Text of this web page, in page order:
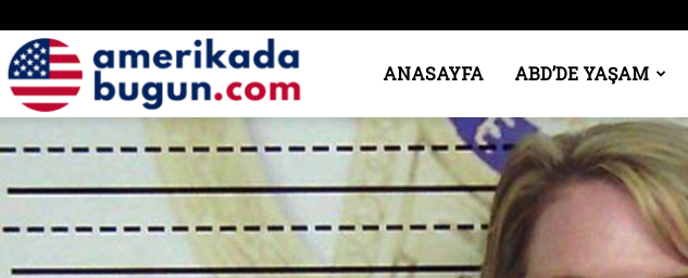
Amerika’da
Bugün
ANASAYFA ABD’DE YAŞAM